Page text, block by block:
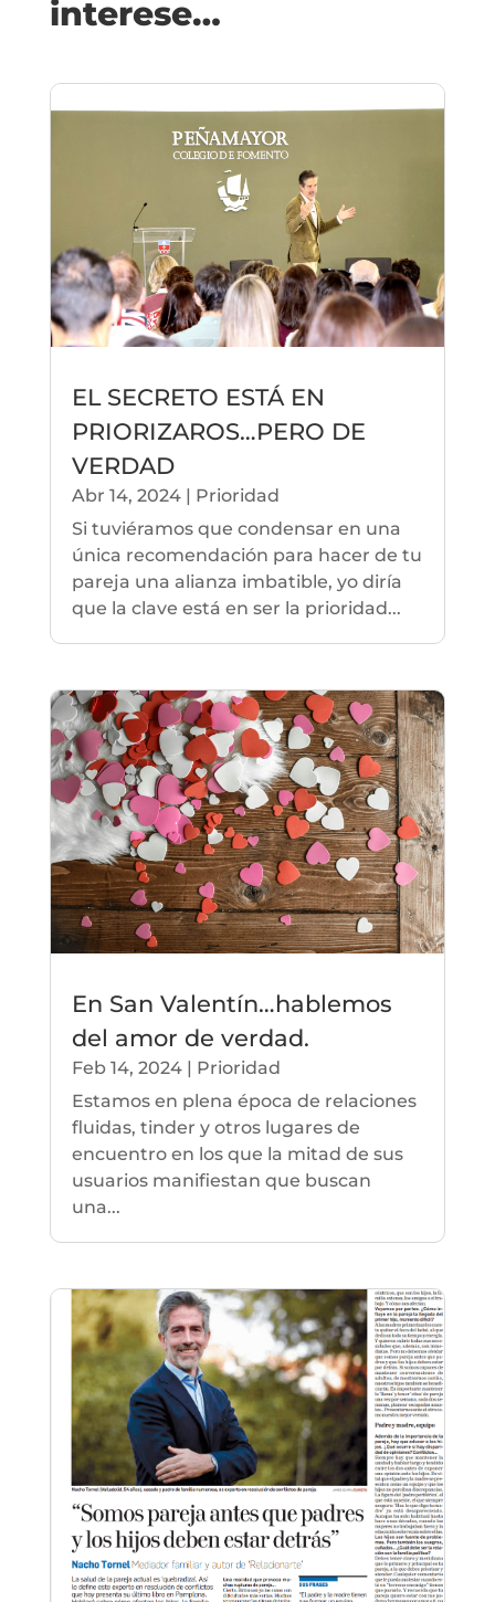
interese…
EL SECRETO ESTÁ EN
PRIORIZAROS…PERO DE
VERDAD
Abr 14, 2024| Prioridad
Si tuviéramos que condensar en una
única recomendación para hacer de tu
pareja una alianza imbatible, yo diría
que la clave está en ser la prioridad...
En San Valentín…hablemos
del amor de verdad.
Feb 14, 2024| Prioridad
Estamos en plena época de relaciones
fluidas, tinder y otros lugares de
encuentro en los que la mitad de sus
usuarios manifiestan que buscan
una...